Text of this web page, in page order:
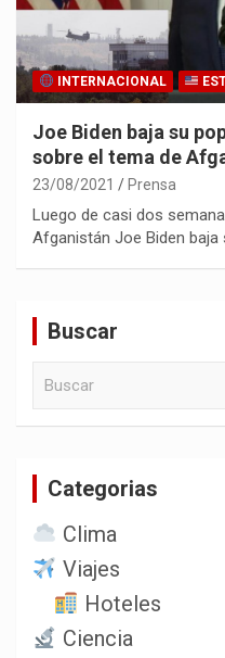
INTERNACIONAL
Joe Biden baja su
sobre el tema de
23/08/2021 Prensa
Luego de casi dos
Afganistán Joe Biden baja
Buscar
Categorias
Clima
Viajes
Hoteles
Ciencia